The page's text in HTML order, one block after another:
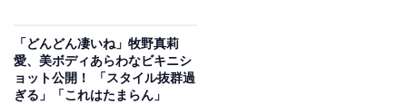
「どんどん凄いね」牧野真莉
愛、美ボディあらわなビキニシ
ョット公開！ 「スタイル抜群過
ぎる」「これはたまらん」